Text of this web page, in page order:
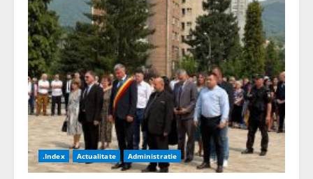
.Index Actualitate Administratie